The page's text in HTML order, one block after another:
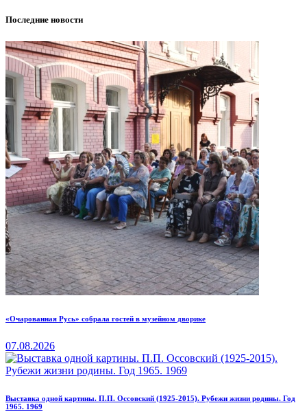
Последние новости
«Очарованная Русь» собрала гостей в музейном дворике
07.08.2026
Выставка одной картины. П.П. Оссовский (1925-2015). Рубежи жизни родины. Год
1965. 1969